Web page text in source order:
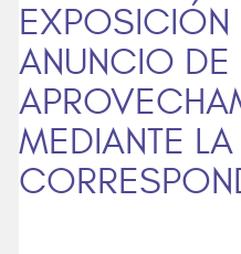
EXPOSICIÓN
ANUNCIO DE
MEDIANTE